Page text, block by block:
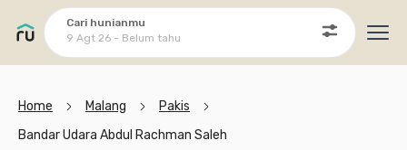
Cari hunianmu
9 Agt 26 - Belum tahu
Home Malang
Pakis
Bandar Udara Abdul Rachman Saleh